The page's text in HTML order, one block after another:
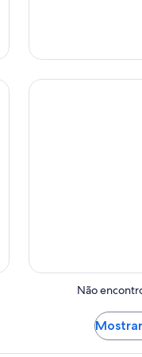
Castelos
Não